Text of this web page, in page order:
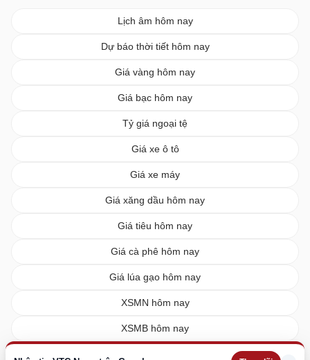
Lịch âm hôm nay
Dự báo thời tiết hôm nay
Giá vàng hôm nay
Giá bạc hôm nay
Tỷ giá ngoại tệ
Giá xe ô tô
Giá xe máy
Giá xăng dầu hôm nay
Giá tiêu hôm nay
Giá cà phê hôm nay
Giá lúa gạo hôm nay
XSMN hôm nay
XSMB hôm nay